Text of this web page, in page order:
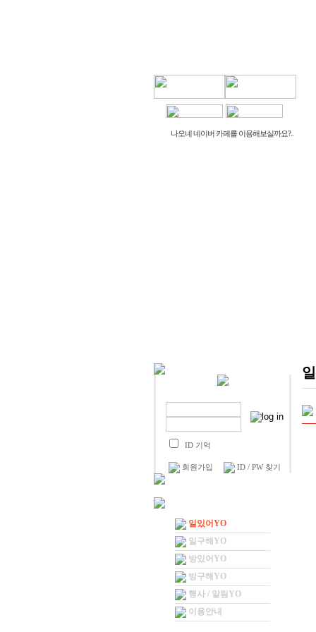
나오네 네이버 카페를 이용해보실까요?..
ID 기억
회원가입 ID / PW 찾기
일있어YO
일구해YO
방있어YO
방구해YO
행사 / 알림YO
이용안내